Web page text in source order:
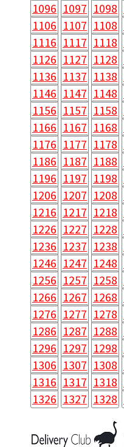
1096 1097 1098
1106 1107 1108
1116 1117 1118
1126 1127 1128
1136 1137 1138
1146 1147 1148
1156 1157 1158
1166 1167 1168
1176 1177 1178
1186 1187 1188
1196 1197 1198
1206 1207 1208
1216 1217 1218
1226 1227 1228
1236 1237 1238
1246 1247 1248
1256 1257 1258
1266 1267 1268
1276 1277 1278
1286 1287 1288
1296 1297 1298
1306 1307 1308
1316 1317 1318
1326 1327 1328